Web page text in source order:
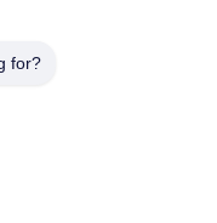
đường 2 Jinye,
for?